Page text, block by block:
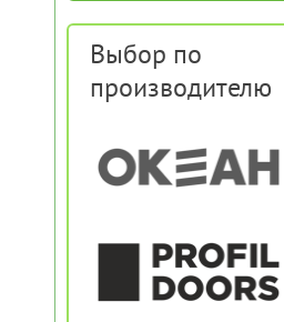
Выбор по
производителю